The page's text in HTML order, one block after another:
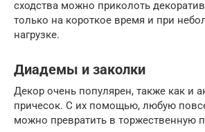
сходства можно приколоть
только на короткое время и при
нагрузке.
Диадемы и заколки
Декор очень популярен, также как и
причесок. С их помощью, любую
можно превратить в торжественную